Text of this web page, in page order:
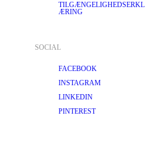
TILGÆNGELIGHEDSERKL
ÆRING
SOCIAL
FACEBOOK
INSTAGRAM
LINKEDIN
PINTEREST